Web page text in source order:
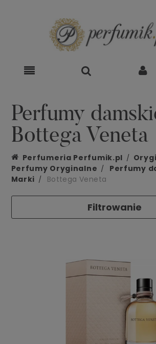
Perfumy
Bottega Veneta
Perfumeria Perfumik.pl
Perfumy Oryginalne
Perfumy
Marki
Bottega Veneta
Filtrowanie